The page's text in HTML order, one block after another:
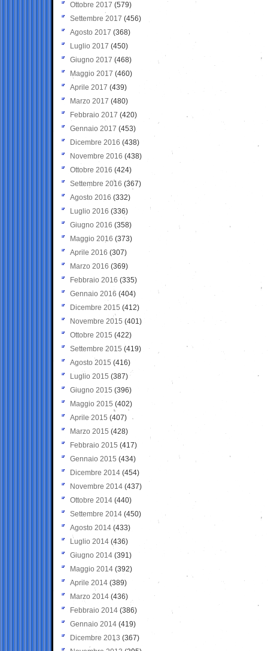
Ottobre 2017 (579)
Settembre 2017 (456)
Agosto 2017 (368)
Luglio 2017 (450)
Giugno 2017 (468)
Maggio 2017 (460)
Aprile 2017 (439)
Marzo 2017 (480)
Febbraio 2017 (420)
Gennaio 2017 (453)
Dicembre 2016 (438)
Novembre 2016 (438)
Ottobre 2016 (424)
Settembre 2016 (367)
Agosto 2016 (332)
Luglio 2016 (336)
Giugno 2016 (358)
Maggio 2016 (373)
Aprile 2016 (307)
Marzo 2016 (369)
Febbraio 2016 (335)
Gennaio 2016 (404)
Dicembre 2015 (412)
Novembre 2015 (401)
Ottobre 2015 (422)
Settembre 2015 (419)
Agosto 2015 (416)
Luglio 2015 (387)
Giugno 2015 (396)
Maggio 2015 (402)
Aprile 2015 (407)
Marzo 2015 (428)
Febbraio 2015 (417)
Gennaio 2015 (434)
Dicembre 2014 (454)
Novembre 2014 (437)
Ottobre 2014 (440)
Settembre 2014 (450)
Agosto 2014 (433)
Luglio 2014 (436)
Giugno 2014 (391)
Maggio 2014 (392)
Aprile 2014 (389)
Marzo 2014 (436)
Febbraio 2014 (386)
Gennaio 2014 (419)
Dicembre 2013 (367)